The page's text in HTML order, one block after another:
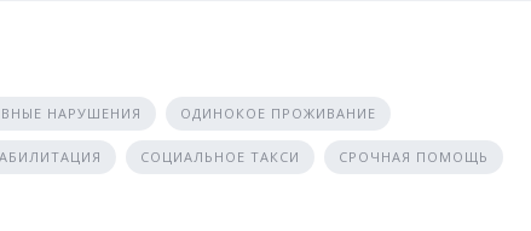
НАРУШЕНИЯ ОДИНОКОЕ ПРОЖИВАНИЕ
СОЦИАЛЬНОЕ ТАКСИ СРОЧНАЯ ПОМОЩЬ